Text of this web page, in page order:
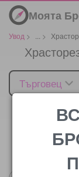
Моята
Увод > >
Търговец